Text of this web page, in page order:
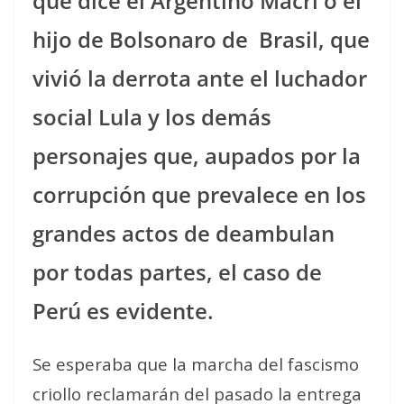
hijo de Bolsonaro de Brasil, que
vivió la derrota ante el luchador
social Lula y los demás
personajes que, aupados por la
corrupción que prevalece en los
grandes actos de deambulan
por todas partes, el caso de
Perú es evidente.
Se esperaba que la marcha del fascismo
criollo reclamarán del pasado la entrega